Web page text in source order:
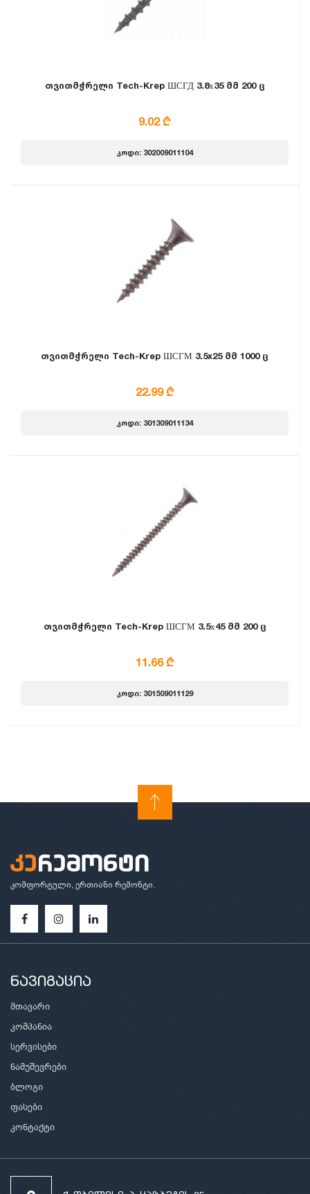
თვითმჭრელი Tech-Krep ШСГД 3.8х35 მმ 200 ც
9.02 ₾
კოდი: 302009011104
თვითმჭრელი Tech-Krep ШСГМ 3.5x25 მმ 1000 ც
22.99 ₾
კოდი: 301309011134
თვითმჭრელი Tech-Krep ШСГМ 3.5х45 მმ 200 ც
11.66 ₾
კოდი: 301509011129
კომფორტული, ერთიანი რემონტი.
ნავიგაცია
მთავარი
კომპანია
სერვისები
ნამუშევრები
ბლოგი
ფასები
კონტაქტი